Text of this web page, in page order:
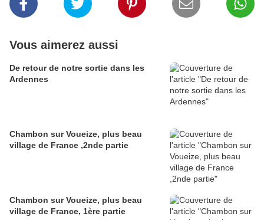
Vous aimerez aussi
De retour de notre sortie dans les
Ardennes
Chambon sur Voueize, plus beau
village de France ,2nde partie
Chambon sur Voueize, plus beau
village de France, 1ère partie